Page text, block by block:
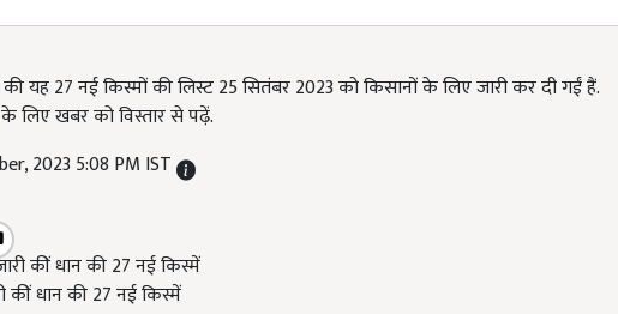
की यह 27 नई किस्मों की लिस्ट 25 सितंबर 2023 को किसानों के लिए जारी कर दी गईं हैं.
लिए खबर को विस्तार से पढ़ें.
2023 5:08 PM IST
कीं धान की 27 नई किस्में